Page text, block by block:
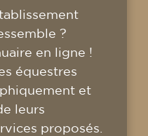
?
en ligne !
équestres
et
leurs
proposés.